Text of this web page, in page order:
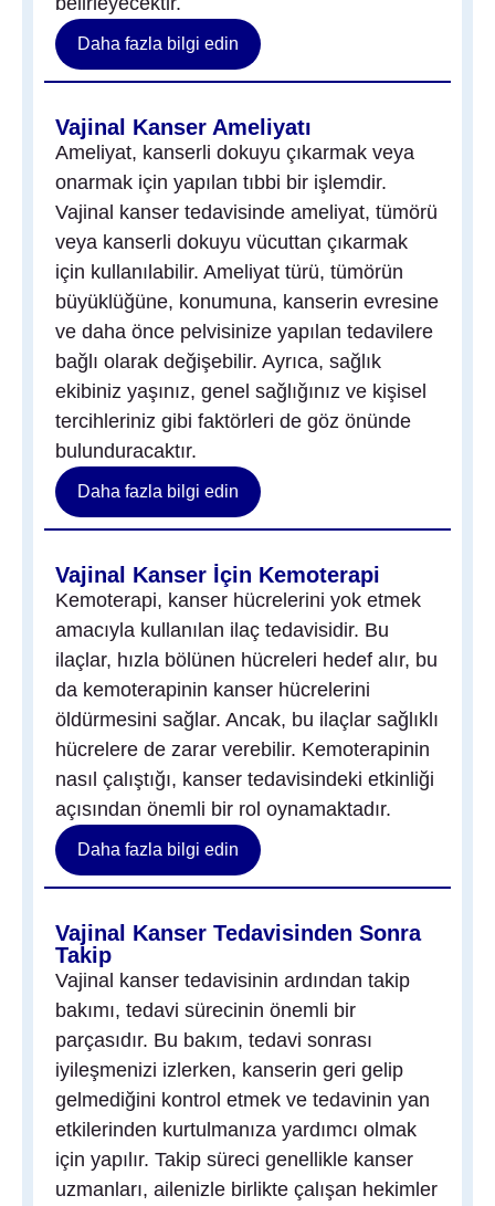
Daha fazla bilgi edin
Vajinal Kanser Ameliyatı
Ameliyat, kanserli dokuyu çıkarmak veya
onarmak için yapılan tıbbi bir işlemdir.
Vajinal kanser tedavisinde ameliyat, tümörü
veya kanserli dokuyu vücuttan çıkarmak
için kullanılabilir. Ameliyat türü, tümörün
büyüklüğüne, konumuna, kanserin evresine
ve daha önce pelvisinize yapılan tedavilere
bağlı olarak değişebilir. Ayrıca, sağlık
ekibiniz yaşınız, genel sağlığınız ve kişisel
tercihleriniz gibi faktörleri de göz önünde
bulunduracaktır.
Daha fazla bilgi edin
Vajinal Kanser İçin Kemoterapi
Kemoterapi, kanser hücrelerini yok etmek
amacıyla kullanılan ilaç tedavisidir. Bu
ilaçlar, hızla bölünen hücreleri hedef alır, bu
da kemoterapinin kanser hücrelerini
öldürmesini sağlar. Ancak, bu ilaçlar sağlıklı
hücrelere de zarar verebilir. Kemoterapinin
nasıl çalıştığı, kanser tedavisindeki etkinliği
açısından önemli bir rol oynamaktadır.
Daha fazla bilgi edin
Vajinal Kanser Tedavisinden Sonra
Takip
Vajinal kanser tedavisinin ardından takip
bakımı, tedavi sürecinin önemli bir
parçasıdır. Bu bakım, tedavi sonrası
iyileşmenizi izlerken, kanserin geri gelip
gelmediğini kontrol etmek ve tedavinin yan
etkilerinden kurtulmanıza yardımcı olmak
için yapılır. Takip süreci genellikle kanser
uzmanları, ailenizle birlikte çalışan hekimler